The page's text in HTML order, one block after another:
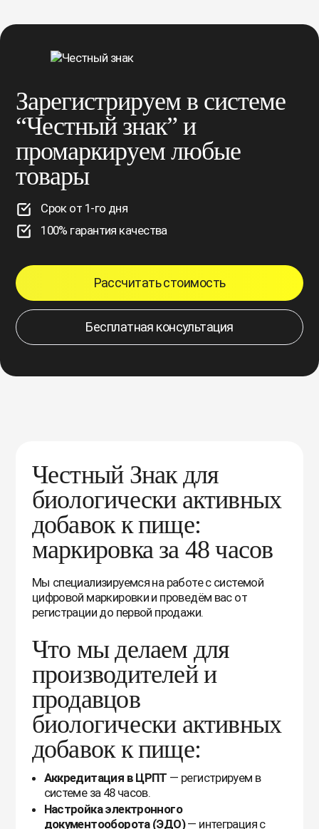
Зарегистрируем в системе
“Честный знак” и
промаркируем любые
товары
Срок от 1-го дня
100% гарантия качества
Рассчитать стоимость
Бесплатная консультация
Честный Знак для
биологически активных
добавок к пище:
маркировка за 48 часов
Мы специализируемся на работе с системой
цифровой маркировки и проведём вас от
регистрации до первой продажи.
Что мы делаем для
производителей и
продавцов
биологически активных
добавок к пище:
Аккредитация в ЦРПТ — регистрируем в
системе за 48 часов.
Настройка электронного
документооборота (ЭДО)— интеграция с